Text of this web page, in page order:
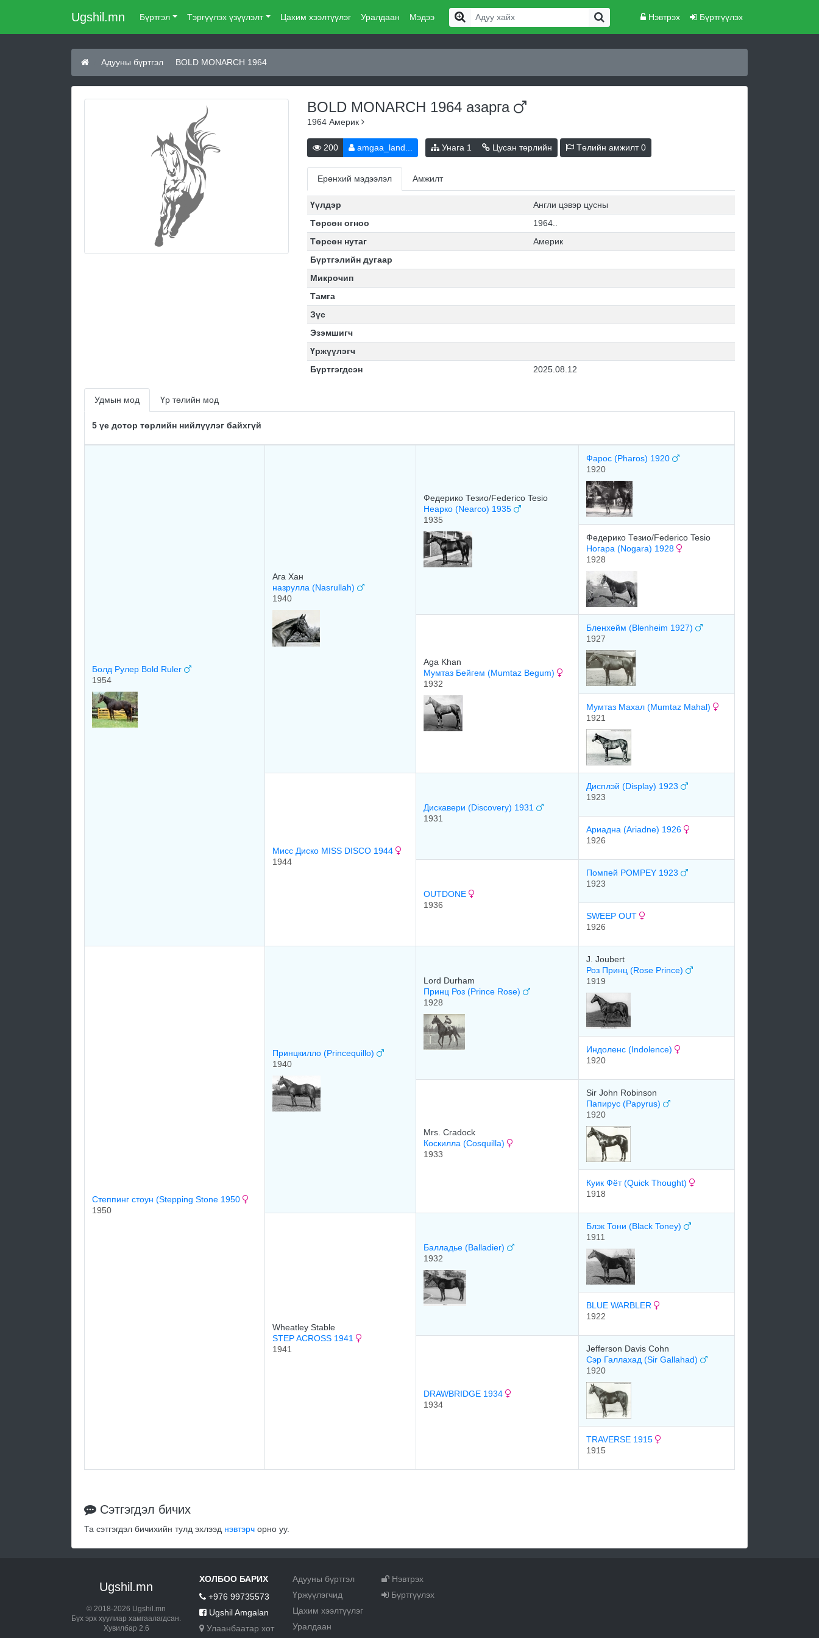
Ugshil.mn Бүртгэл Тэргүүлэх үзүүлэлт Цахим хээлтүүлэг Уралдаан Мэдээ Нэвтрэх Бүртгүүлэх
Адууны бүртгэл BOLD MONARCH 1964
BOLD MONARCH 1964 азарга
1964 Америк
200 amgaa_land... Унага 1 Цусан төрлийн Төлийн амжилт0
Ерөнхий мэдээлэл Амжилт
Үүлдэр
Англи цэвэр цусны
Төрсөн огноо
1964..
Төрсөн нутаг
Америк
Бүртгэлийн дугаар
Микрочип
Тамга
Зүс
Эзэмшигч
Үржүүлэгч
Бүртгэгдсэн
2025.08.12
Удмын мод Үр төлийн мод
5 үе дотор төрлийн нийлүүлэг байхгүй
Болд Рулер Bold Ruler
1954
Ага Хан
назрулла (Nasrullah)
1940
Федерико Тезио/Federico Tesio
Неарко (Nearco) 1935
1935
Фарос (Pharos) 1920
1920
Федерико Тезио/Federico Tesio
Ногара (Nogara) 1928
1928
Aga Khan
Mумтаз Бeйгeм (Mumtaz Begum)
1932
Бленхейм (Blenheim 1927)
1927
Мумтаз Махал (Mumtaz Mahal)
1921
Мисс Диско MISS DISCO 1944
1944
Диcкавеpи (Discovery) 1931
1931
Диcплэй (Display) 1923
1923
Аpиадна (Ariadne) 1926
1926
OUTDONE
1936
Помпей POMPEY 1923
1923
SWEEP OUT
1926
Степпинг стоун (Stepping Stone 1950
1950
Принцкилло (Princequillo)
1940
Lord Durham
Принц Роз (Prince Rose)
1928
J. Joubert
Роз Принц (Rose Prince)
1919
Индоленс (Indolence)
1920
Mrs. Cradock
Коскилла (Cosquilla)
1933
Sir John Robinson
Папирус (Papyrus)
1920
Куик Фёт (Quick Thought)
1918
Wheatley Stable
STEP ACROSS 1941
1941
Балладье (Balladier)
1932
Блэк Тони (Black Toney)
1911
BLUE WARBLER
1922
DRAWBRIDGE 1934
1934
Jefferson Davis Cohn
Сэр Галлахад (Sir Gallahad)
1920
TRAVERSE 1915
1915
Сэтгэгдэл бичих
Та сэтгэгдэл бичихийн тулд эхлээд нэвтэрч орно уу.
Ugshil.mn
© 2018-2026 Ugshil.mn
Бүх эрх хуулиар хамгаалагдсан.
Хувилбар 2.6
ХОЛБОО БАРИХ
+976 99735573
Ugshil Amgalan
Улаанбаатар хот
Адууны бүртгэл
Үржүүлэгчид
Цахим хээлтүүлэг
Уралдаан
Нэвтрэх
Бүртгүүлэх